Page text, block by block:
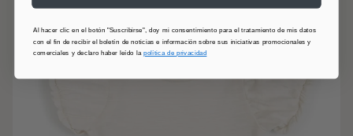
Al hacer clic en el botón "Suscribirse", doy mi consentimiento para el tratamiento de mis datos
con el fin de recibir el boletín de noticias e información sobre sus iniciativas promocionales y
comerciales y declaro haber leído la política de privacidad